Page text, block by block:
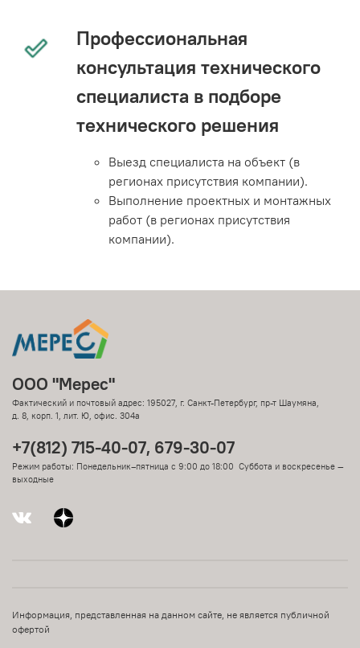
Профессиональная
консультация технического
специалиста в подборе
технического решения
Выезд специалиста на объект (в
регионах присутствия компании).
Выполнение проектных и монтажных
работ (в регионах присутствия
компании).
ООО "Мерес"
Фактический и почтовый адрес: 195027, г. Санкт-Петербург, пр-т Шаумяна,
д. 8, корп. 1, лит. Ю, офис. 304а
+7(812) 715-40-07, 679-30-07
Режим работы: Понедельник–пятница с 9:00 до 18:00 Суббота и воскресенье —
выходные
Информация, представленная на данном сайте, не является публичной
офертой